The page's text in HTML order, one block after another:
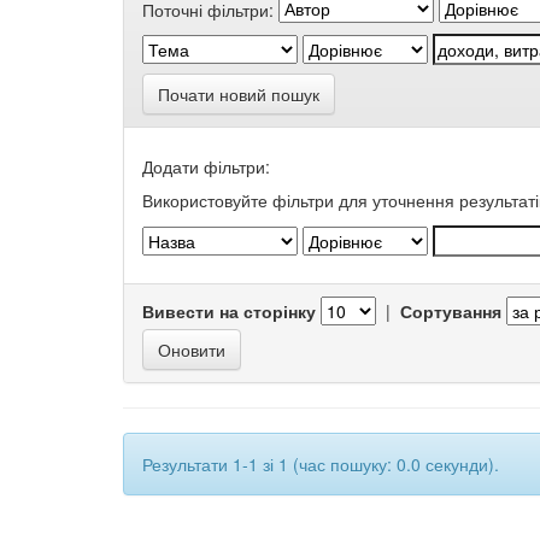
Поточні фільтри:
Почати новий пошук
Додати фільтри:
Використовуйте фільтри для уточнення
Вивести на сторінку | Сортування
Результати 1-1 зі 1 (час пошуку: 0.0 секунди).